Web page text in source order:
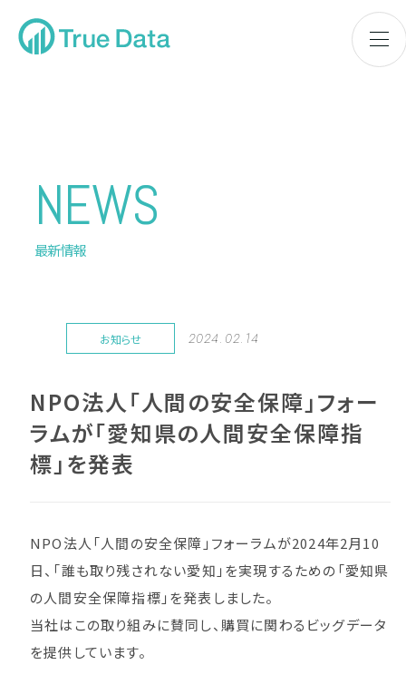
NEWS
最新情報
お知らせ 2024.02.14
NPO法人「人間の安全保障」フォー
ラムが「愛知県の人間安全保障指
標」を発表
NPO法人「人間の安全保障」フォーラムが2024年2月10
日、「誰も取り残されない愛知」を実現するための「愛知県
の人間安全保障指標」を発表しました。
当社はこの取り組みに賛同し、購買に関わるビッグデータ
を提供しています。